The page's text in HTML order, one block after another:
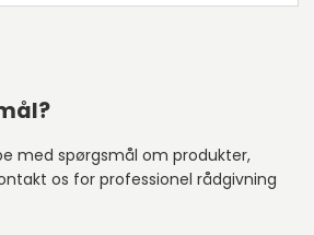
med spørgsmål om produkter,
os for professionel rådgivning